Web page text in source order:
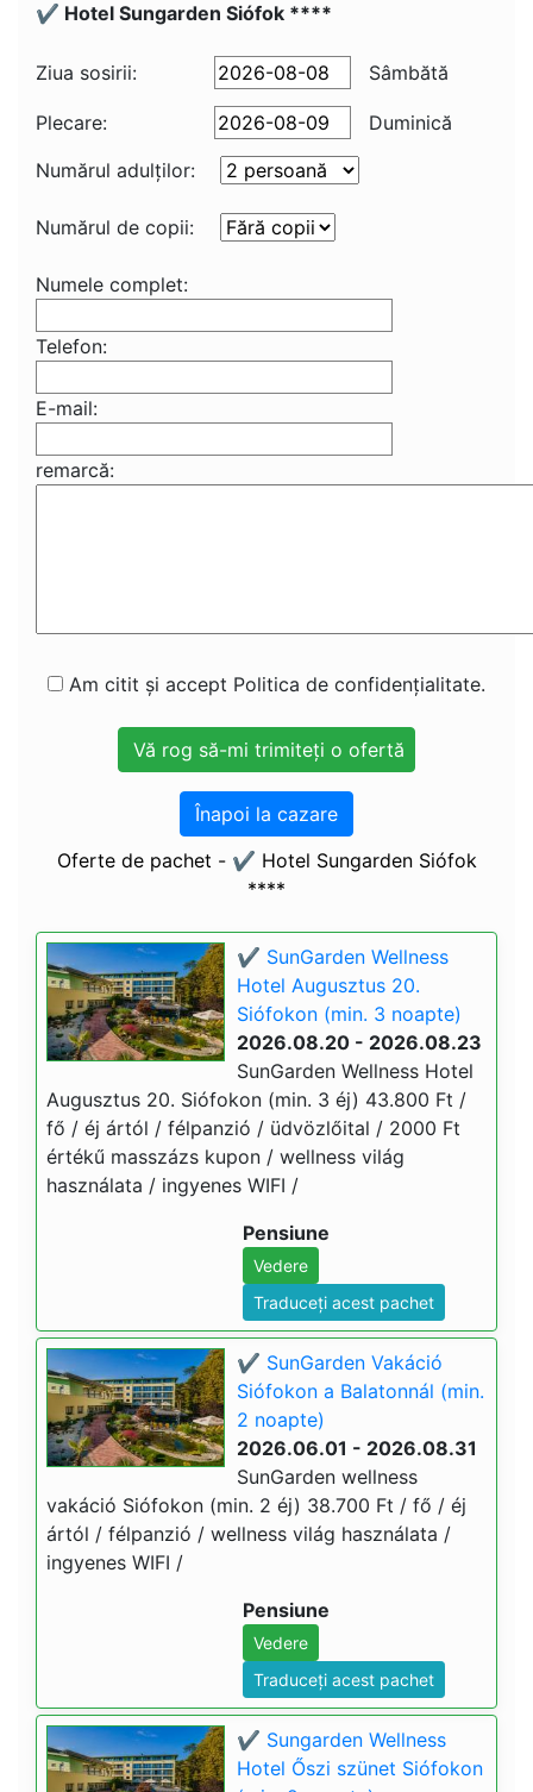
✔️ Hotel Sungarden Siófok ****
Ziua sosirii: Sâmbătă
Plecare:
Duminică
Numărul adulţilor:
Numărul de copii:
Numele complet:
Telefon:
E-mail:
remarcă:
Am citit și accept Politica de confidențialitate.
Înapoi la cazare
Oferte de pachet - ✔️ Hotel Sungarden Siófok
****
✔️ SunGarden Wellness
Hotel Augusztus 20.
Siófokon (min. 3 noapte)
2026.08.20 - 2026.08.23
SunGarden Wellness Hotel
Augusztus 20. Siófokon (min. 3 éj) 43.800 Ft /
fő / éj ártól / félpanzió / üdvözlőital / 2000 Ft
értékű masszázs kupon / wellness világ
használata / ingyenes WIFI /
Pensiune
Vedere
Traduceți acest pachet
✔️ SunGarden Vakáció
Siófokon a Balatonnál (min.
2 noapte)
2026.06.01 - 2026.08.31
SunGarden wellness
vakáció Siófokon (min. 2 éj) 38.700 Ft / fő / éj
ártól / félpanzió / wellness világ használata /
ingyenes WIFI /
Pensiune
Vedere
Traduceți acest pachet
✔️ Sungarden Wellness
Hotel Őszi szünet Siófokon